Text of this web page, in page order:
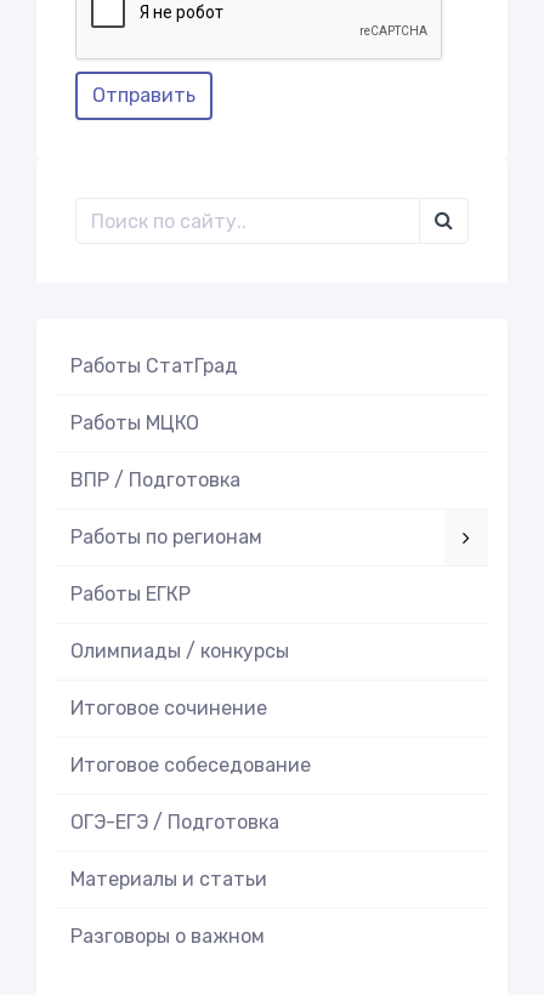
Отправить
Работы СтатГрад
Работы МЦКО
ВПР / Подготовка
Работы по регионам
Работы ЕГКР
Олимпиады / конкурсы
Итоговое cочинение
Итоговое cобеседование
ОГЭ-ЕГЭ / Подготовка
Материалы и статьи
Разговоры о важном